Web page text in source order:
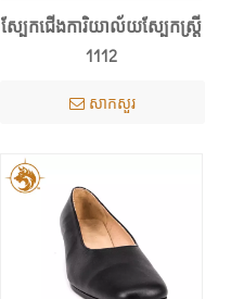
ស្បែកជើងការិយាល័យស្បែកស្ត្រី
1112
សាកសួរ